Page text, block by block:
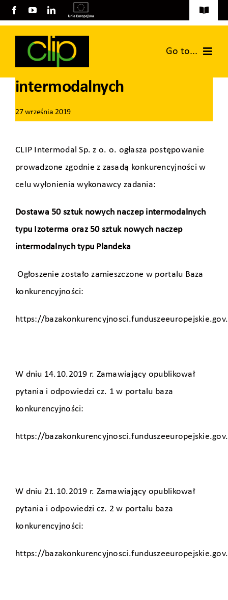
Przejdź
do
zawartości
Toggle
Aktualności
Tereny inwestycyjne na sprzedaż
Publikacje
Go to...
Strona główna
Grupa CLIP
Wynajem powierzchni
Dostawa nowych naczep
intermodalnych
27 września 2019
CLIP Intermodal Sp. z o. o. ogłasza postępowanie
prowadzone zgodnie z zasadą konkurencyjności w
celu wyłonienia wykonawcy zadania:
Dostawa 50 sztuk nowych naczep intermodalnych
typu Izoterma oraz 50 sztuk nowych naczep
intermodalnych typu Plandeka
Ogłoszenie zostało zamieszczone w portalu Baza
konkurencyjności:
https://
W dniu 14.10.2019 r. Zamawiający opublikował
pytania i odpowiedzi cz. 1 w portalu baza
konkurencyjności:
https://
W dniu 21.10.2019 r. Zamawiający opublikował
pytania i odpowiedzi cz. 2 w portalu baza
konkurencyjności:
https://